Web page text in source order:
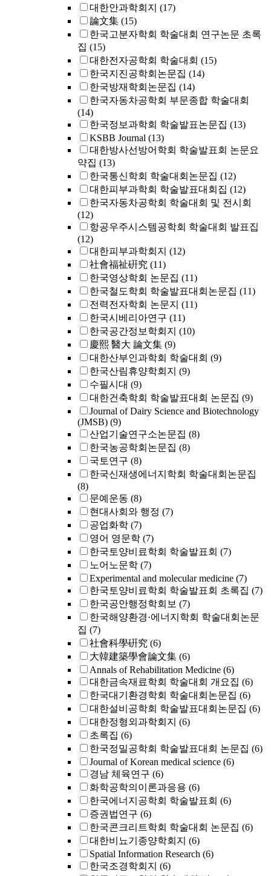
대한안과학회지 (17)
論文集 (15)
한국고분자학회 학술대회 연구논문 초록
집 (15)
대한전자공학회 학술대회 (15)
한국지진공학회논문집 (14)
한국방재학회논문집 (14)
한국자동차공학회 부문종합 학술대회
(14)
한국정보과학회 학술발표논문집 (13)
KSBB Journal (13)
대한방사선방어학회 학술발표회 논문요
약집 (13)
한국통신학회 학술대회논문집 (12)
대한피부과학회 학술발표대회집 (12)
한국자동차공학회 학술대회 및 전시회
(12)
항공우주시스템공학회 학술대회 발표집
(12)
대한피부과학회지 (12)
社會福祉硏究 (11)
한국영상학회 논문집 (11)
한국철도학회 학술발표대회논문집 (11)
전력전자학회 논문지 (11)
한국시베리아연구 (11)
한국공간정보학회지 (10)
慶熙 醫大 論文集 (9)
대한산부인과학회 학술대회 (9)
한국산림휴양학회지 (9)
수필시대 (9)
대한건축학회 학술발표대회 논문집 (9)
Journal of Dairy Science and Biotechnology
(JMSB) (9)
산업기술연구소논문집 (8)
한국농공학회논문집 (8)
국토연구 (8)
한국신재생에너지학회 학술대회논문집
(8)
문예운동 (8)
현대사회와 행정 (7)
공업화학 (7)
영어 영문학 (7)
한국토양비료학회 학술발표회 (7)
노어노문학 (7)
Experimental and molecular medicine (7)
한국토양비료학회 학술발표회 초록집 (7)
한국공안행정학회보 (7)
한국해양환경·에너지학회 학술대회논문
집 (7)
社會科學硏究 (6)
大韓建築學會論文集 (6)
Annals of Rehabilitation Medicine (6)
대한금속재료학회 학술대회 개요집 (6)
한국대기환경학회 학술대회논문집 (6)
대한설비공학회 학술발표대회논문집 (6)
대한정형외과학회지 (6)
초록집 (6)
한국정밀공학회 학술발표대회 논문집 (6)
Journal of Korean medical science (6)
경남 체육연구 (6)
화학공학의이론과응용 (6)
한국에너지공학회 학술발표회 (6)
증권법연구 (6)
한국콘크리트학회 학술대회 논문집 (6)
대한비뇨기종양학회지 (6)
Spatial Information Research (6)
한국조경학회지 (6)